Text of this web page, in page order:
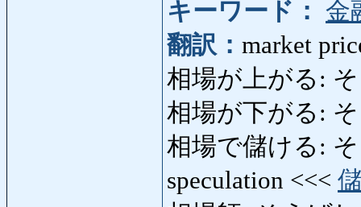
キーワード： 金
翻訳： market
相場が上がる:
相場が下がる:
相場で儲ける:
speculation <<<